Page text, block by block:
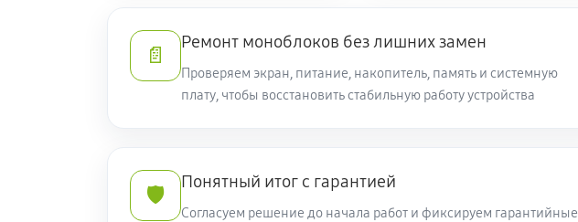
📄
Ремонт моноблоков без лишних замен
Проверяем экран, питание, накопитель, память и системную
плату, чтобы восстановить стабильную работу устройства
🛡️
Понятный итог с гарантией
Согласуем решение до начала работ и фиксируем гарантийные